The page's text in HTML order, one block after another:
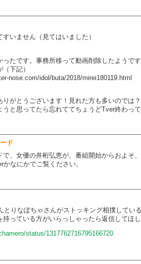
すいません（見てはいました）
たです。事務所移って動画削除したようです
下記）
nose.com/idol/buta/2018/mirei180119.html
りがとうございます！見れた方も多いのでは？
うと思ってたら忘れててちょうどTver終わっ
ド
で、女優の井桁弘恵が、番組開始からおよそ
かなにかでご覧ください。
とりなぽちゃさんがストッキング相撲してい
持っている方がいらっしゃったら返信してほし
status/1317762716795166720